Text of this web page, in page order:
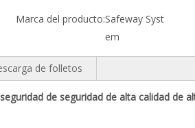
Marca del producto:Safeway Syst
em
de folletos
de seguridad de alta calidad de